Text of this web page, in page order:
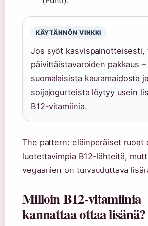
KÄYTÄNNÖN VINKKI
Jos syöt kasvispainotteisesti,
päivittäistavaroiden pakkaus –
suomalaisista kauramaidosta ja
soijajogurteista löytyy usein
B12-vitamiinia.
The pattern: eläinperäiset ruoat
luotettavimpia B12-lähteitä,
vegaanien on turvauduttava
Milloin B12-vitamiinia
kannattaa ottaa lisänä?